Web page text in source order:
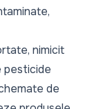
nimicit
pesticide
de